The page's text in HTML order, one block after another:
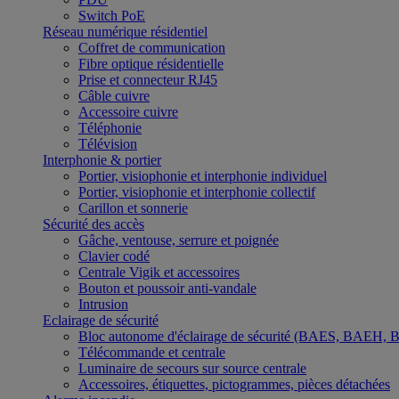
Switch PoE
Réseau numérique résidentiel
Coffret de communication
Fibre optique résidentielle
Prise et connecteur RJ45
Câble cuivre
Accessoire cuivre
Téléphonie
Télévision
Interphonie & portier
Portier, visiophonie et interphonie individuel
Portier, visiophonie et interphonie collectif
Carillon et sonnerie
Sécurité des accès
Gâche, ventouse, serrure et poignée
Clavier codé
Centrale Vigik et accessoires
Bouton et poussoir anti-vandale
Intrusion
Eclairage de sécurité
Bloc autonome d'éclairage de sécurité (BAES,
Télécommande et centrale
Luminaire de secours sur source centrale
Accessoires, étiquettes, pictogrammes, pièces détachées